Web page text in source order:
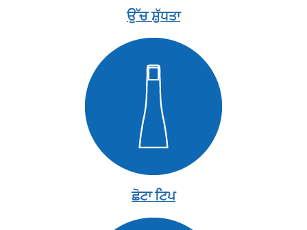
ਉੱਚ ਸ਼ੁੱਧਤਾ
ਛੋਟਾ ਟਿਪ